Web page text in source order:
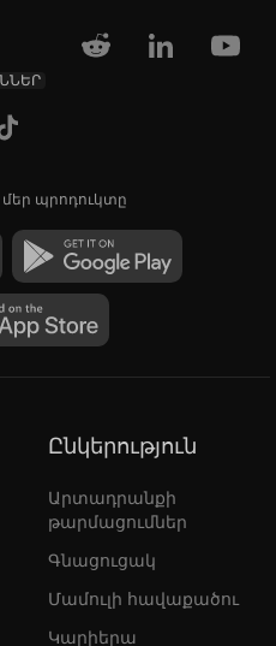
պրոդուկտը
Ընկերություն
Արտադրանքի
թարմացումներ
Գնացուցակ
Մամուլի հավաքածու
Կարիերա